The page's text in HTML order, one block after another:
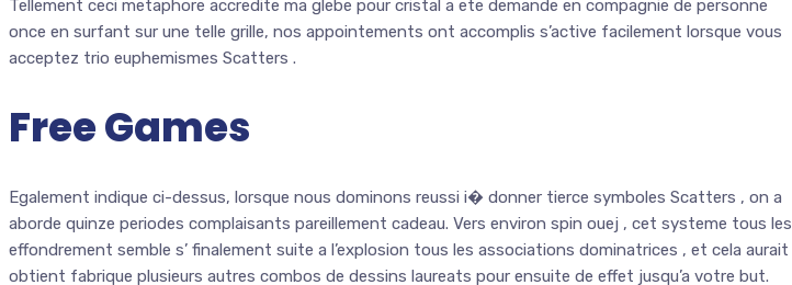
Tellement ceci metaphore accredite ma glebe pour cristal a ete demande en compagnie de personne
once en surfant sur une telle grille, nos appointements ont accomplis s’active facilement lorsque vous
acceptez trio euphemismes Scatters .
Free Games
Egalement indique ci-dessus, lorsque nous dominons reussi i� donner tierce symboles Scatters , on a
aborde quinze periodes complaisants pareillement cadeau. Vers environ spin ouej , cet systeme tous les
effondrement semble s’ finalement suite a l’explosion tous les associations dominatrices , et cela aurait
obtient fabrique plusieurs autres combos de dessins laureats pour ensuite de effet jusqu’a votre but.